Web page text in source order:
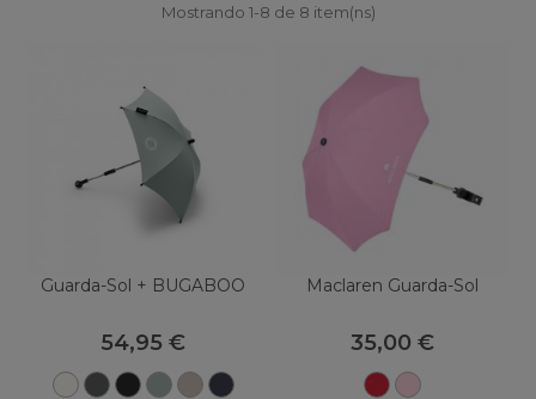
Mostrando 1-8 de 8 item(ns)
Guarda-Sol + BUGABOO
54,95 €
BrancoFloresta
PretoVerdeTaupe
Azul
Maclaren Guarda-Sol
35,00 €
Escarlate
Rosa